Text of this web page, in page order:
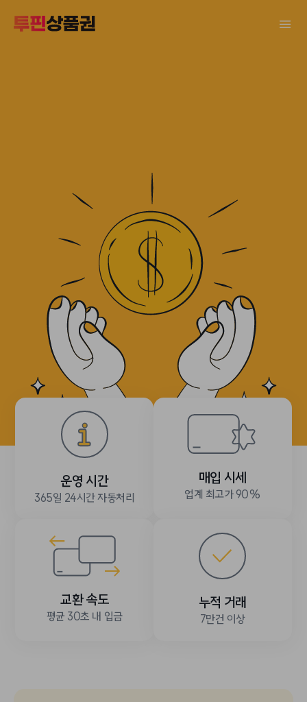
운영 시간
365일 24시간 자동처리
매입 시세
업계 최고가 90%
교환 속도
평균 30초 내 입금
누적 거래
7만건 이상